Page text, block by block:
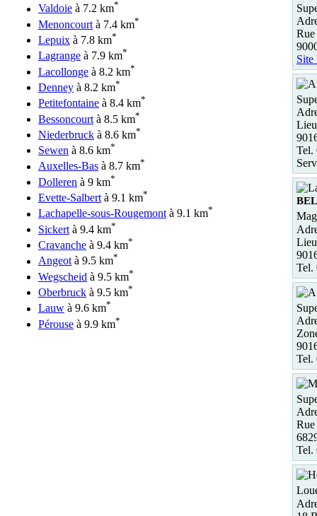
Valdoie à 7.2 km*
Menoncourt à 7.4 km*
Lepuix à 7.8 km*
Lagrange à 7.9 km*
Lacollonge à 8.2 km*
Denney à 8.2 km*
Petitefontaine à 8.4 km*
Bessoncourt à 8.5 km*
Niederbruck à 8.6 km*
Sewen à 8.6 km*
Auxelles-Bas à 8.7 km*
Dolleren à 9 km*
Evette-Salbertà 9.1 km*
Lachapelle-sous-Rougemontà 9.1 km*
Sickert à 9.4 km*
Cravanche à 9.4 km*
Angeotà 9.5 km*
Wegscheid à 9.5 km*
Oberbruck à 9.5 km*
Lauw à 9.6 km*
Pérouse à 9.9 km*
Site
Tel.
Tel.
Tel.
Rue
Tel.